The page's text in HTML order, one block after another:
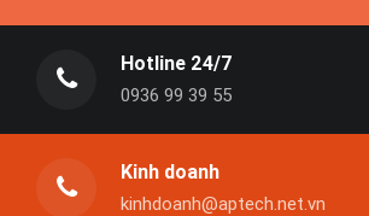
Hotline 24/7
0936 99 39 55
Kinh doanh
kinhdoanh@aptech.net.vn